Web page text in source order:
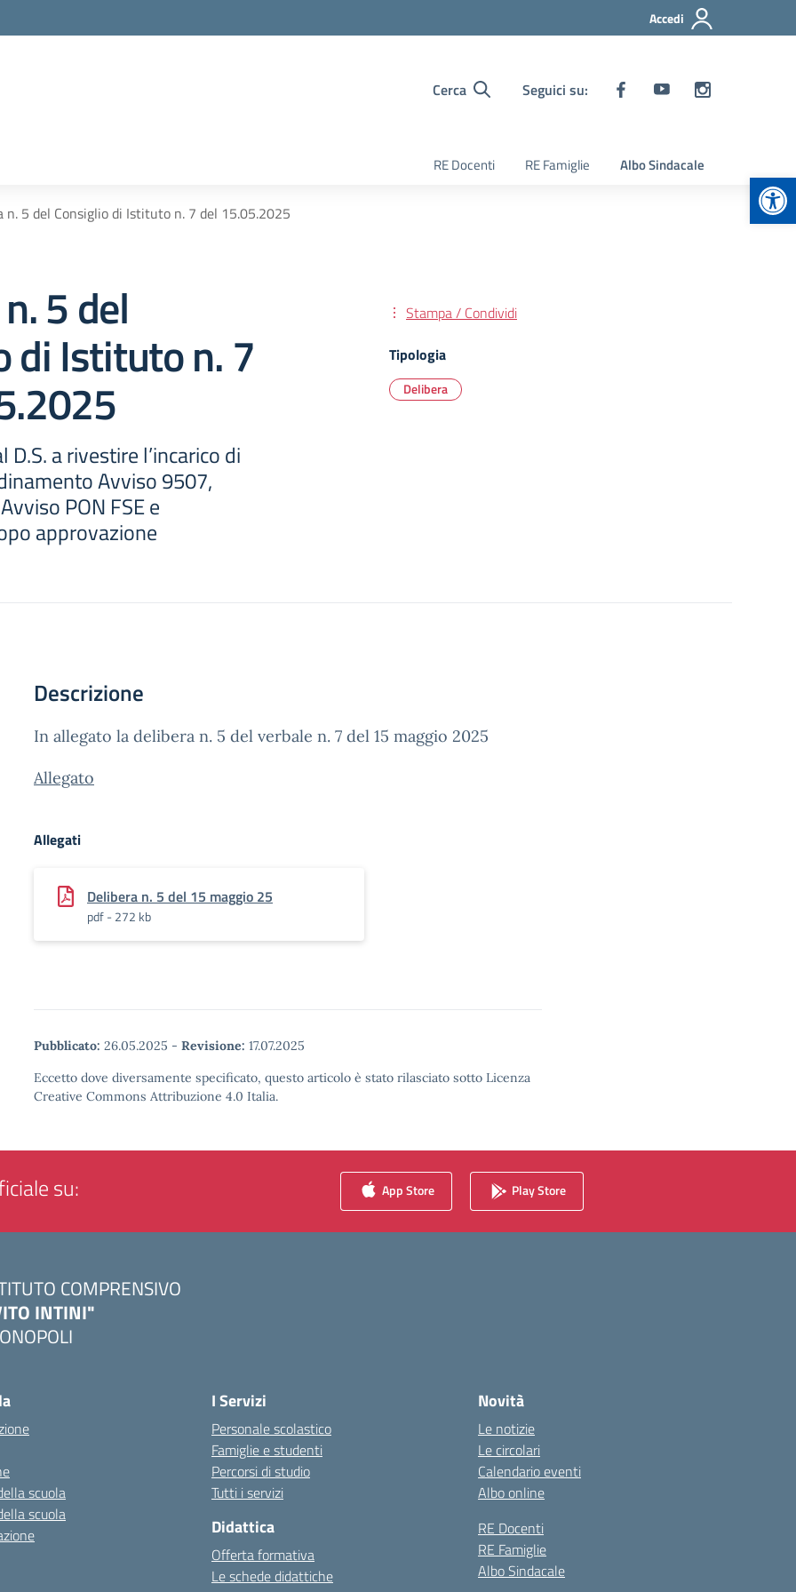
Accedi
Cerca Seguici su:
RE Docenti RE Famiglie Albo Sindacale
n. 5 del Consiglio di Istituto n. 7 del 15.05.2025
5 del
di Istituto n. 7
a rivestire l’incarico di
Avviso 9507,
PON FSE e
approvazione
Stampa / Condividi
Tipologia
Delibera
Descrizione
In allegato la delibera n. 5 del verbale n. 7 del 15 maggio 2025
Allegato
Allegati
Delibera n. 5 del 15 maggio 25
pdf - 272 kb
Pubblicato: 26.05.2025 - Revisione: 17.07.2025
Eccetto dove diversamente specificato, questo articolo è stato rilasciato sotto Licenza
Creative Commons Attribuzione 4.0 Italia.
su: App Store Play Store
COMPRENSIVO
INTINI"
scuola
scuola
I Servizi
Personale scolastico
Famiglie e studenti
Percorsi di studio
Tutti i servizi
Didattica
Offerta formativa
Le schede didattiche
Novità
Le notizie
Le circolari
Calendario eventi
Albo online
RE Docenti
RE Famiglie
Albo Sindacale